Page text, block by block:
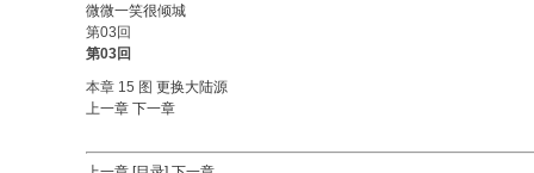
微微一笑很倾城
第03回
第03回
本章 15 图 更换大陆源
上一章 下一章